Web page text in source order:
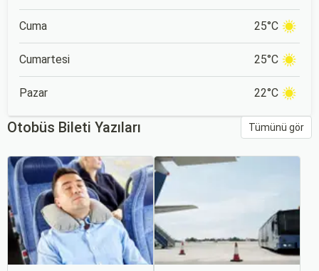
Cuma 25°C
Cumartesi 25°C
Pazar 22°C
Otobüs Bileti Yazıları Tümünü gör